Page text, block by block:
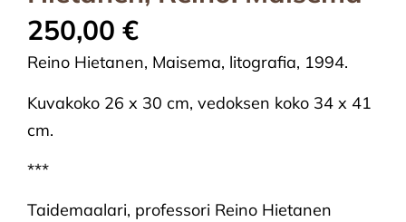
250,00 €
Reino Hietanen, Maisema, litografia, 1994.
Kuvakoko 26 x 30 cm, vedoksen koko 34 x 41
cm.
***
Taidemaalari, professori Reino Hietanen